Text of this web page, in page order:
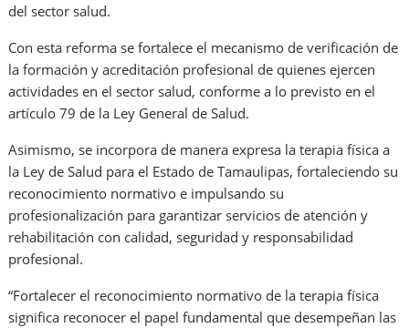
del sector salud.
Con esta reforma se fortalece el mecanismo de verificación de
la formación y acreditación profesional de quienes ejercen
actividades en el sector salud, conforme a lo previsto en el
artículo 79 de la Ley General de Salud.
Asimismo, se incorpora de manera expresa la terapia física a
la Ley de Salud para el Estado de Tamaulipas, fortaleciendo su
reconocimiento normativo e impulsando su
profesionalización para garantizar servicios de atención y
rehabilitación con calidad, seguridad y responsabilidad
profesional.
“Fortalecer el reconocimiento normativo de la terapia física
significa reconocer el papel fundamental que desempeñan las